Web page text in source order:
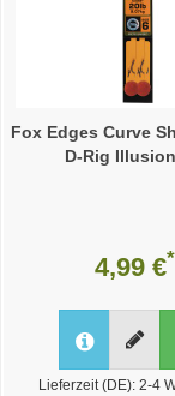
Fox Edges Curve
D-Rig
4,99 €*
Lieferzeit (DE): 2-4